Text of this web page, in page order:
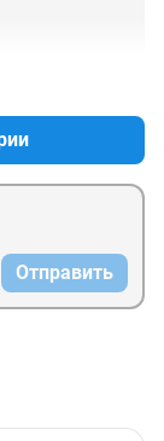
Отправить